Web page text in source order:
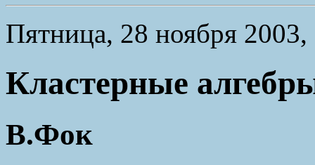
Пятница, 28 ноября 2003,
Кластерные
В.Фок